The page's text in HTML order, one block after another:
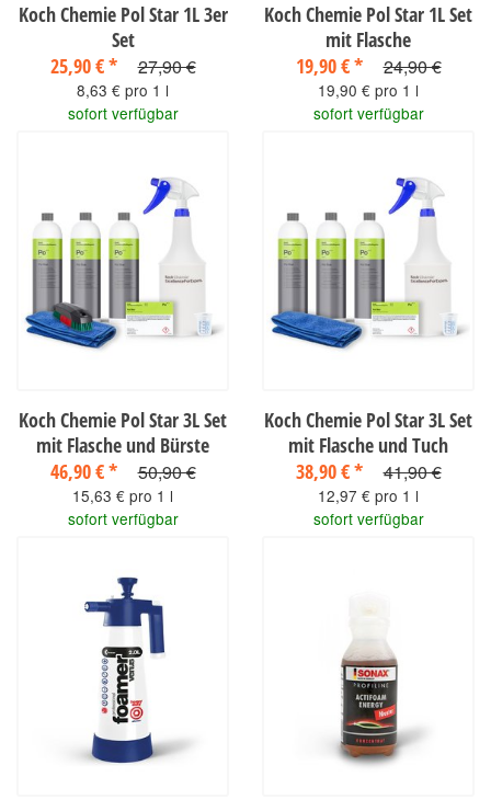
Koch Chemie Pol Star 1L 3er
Set
25,90 €* 27,90 €
8,63 € pro 1 l
sofort verfügbar
Koch Chemie Pol Star 1L Set
mit Flasche
19,90 €* 24,90 €
19,90 € pro 1 l
sofort verfügbar
Koch Chemie Pol Star 3L Set
mit Flasche und Bürste
46,90 €* 50,90 €
15,63 € pro 1 l
sofort verfügbar
Koch Chemie Pol Star 3L Set
mit Flasche und Tuch
38,90 €* 41,90 €
12,97 € pro 1 l
sofort verfügbar